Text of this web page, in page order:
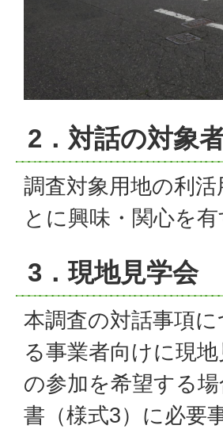
2．対話の対象
調査対象用地の利
とに興味・関心を
3．現地見学会
本調査の対話事項
る事業者向けに現
の参加を希望する
書（様式3）に必要